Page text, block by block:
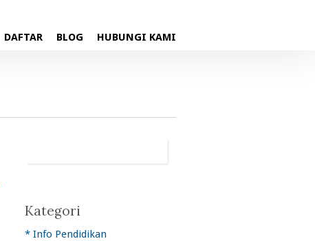
DAFTAR BLOG HUBUNGI KAMI
Kategori
* Info Pendidikan